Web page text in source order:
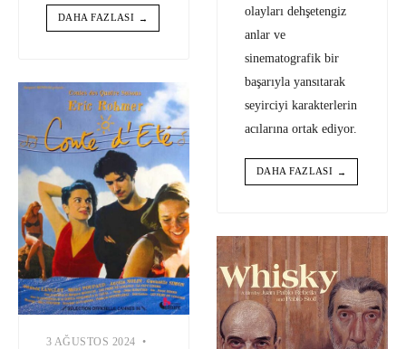
DAHA FAZLASI →
olayları dehşetengiz
anlar ve
sinematografik bir
başarıyla yansıtarak
seyirciyi karakterlerin
acılarına ortak ediyor.
DAHA FAZLASI →
3 AĞUSTOS 2024 •